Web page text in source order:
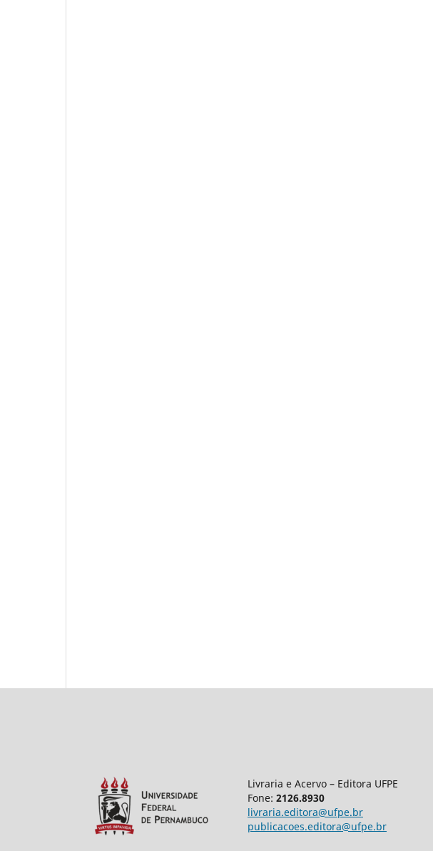
Livraria e Acervo – Editora UFPE
Fone: 2126.8930
livraria.editora@ufpe.br
publicacoes.editora@ufpe.br